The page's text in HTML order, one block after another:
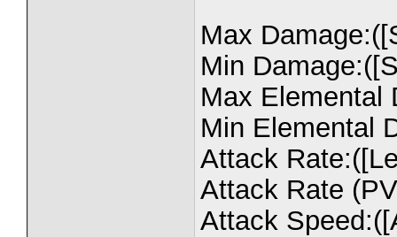
Max
Min
Max Elemental
Min Elemental
Attack
Attack Rate
Attack